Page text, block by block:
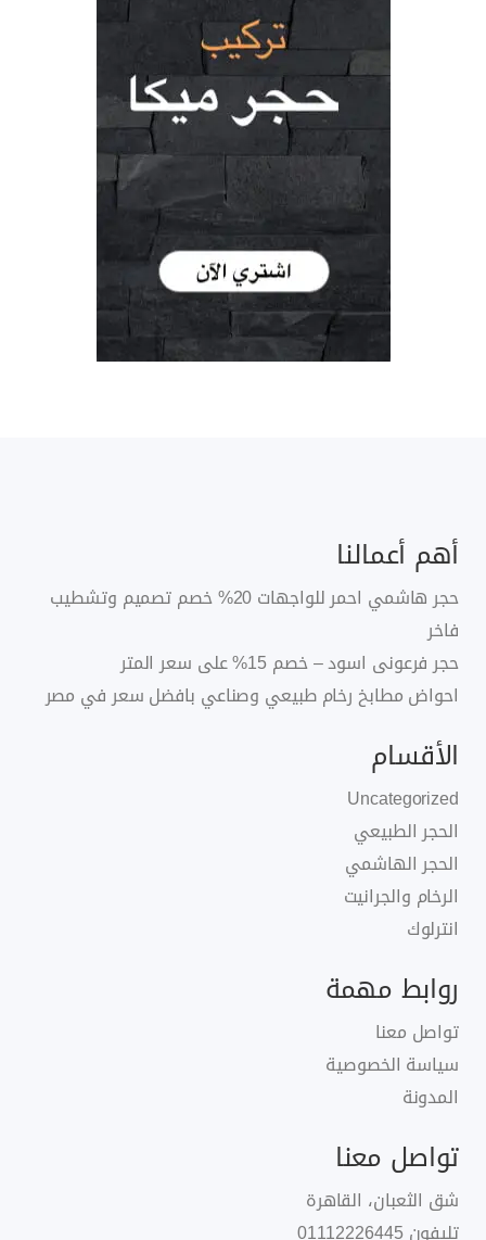
أهم أعمالنا
حجر هاشمي احمر للواجهات 20% خصم تصميم وتشطيب
فاخر
حجر فرعونى اسود – خصم 15% على سعر المتر
احواض مطابخ رخام طبيعي وصناعي بافضل سعر في مصر
الأقسام
Uncategorized
الحجر الطبيعي
الحجر الهاشمي
الرخام والجرانيت
انترلوك
روابط مهمة
تواصل معنا
سياسة الخصوصية
المدونة
تواصل معنا
شق الثعبان، القاهرة
تليفون01112226445